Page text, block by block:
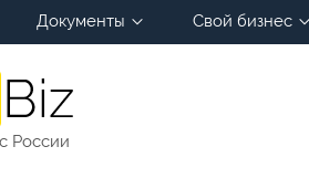
Документы Свой бизнес
России